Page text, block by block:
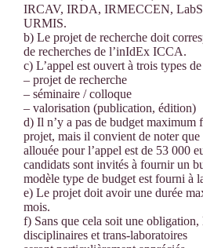
IRCAV, IRDA, IRMECCEN,
URMIS.
b) Le projet de recherche doit
de recherches de l’inIdEx ICCA.
c) L’appel est ouvert à trois types
– projet de recherche
– séminaire / colloque
– valorisation (publication, édition)
d) Il n’y a pas de budget maximum
projet, mais il convient de noter que
allouée pour l’appel est de 53 000
candidats sont invités à fournir un
modèle type de budget est fourni à
e) Le projet doit avoir une durée
mois.
f) Sans que cela soit une obligation,
disciplinaires et trans-laboratoires